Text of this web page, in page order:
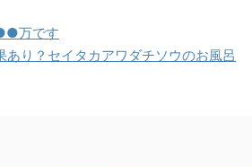
万です
あり？セイタカアワダチソウのお風呂